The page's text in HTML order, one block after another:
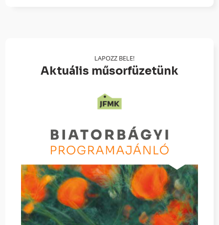
LAPOZZ BELE!
Aktuális műsorfüzetünk